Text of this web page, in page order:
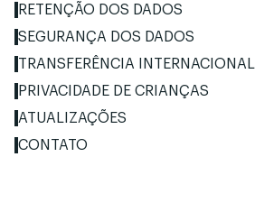
RETENÇÃO DOS DADOS
SEGURANÇA DOS DADOS
TRANSFERÊNCIA INTERNACIONAL
PRIVACIDADE DE CRIANÇAS
ATUALIZAÇÕES
CONTATO